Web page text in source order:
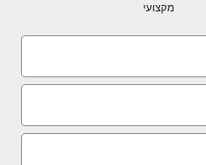
מקצועי